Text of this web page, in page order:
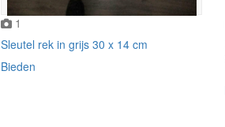
1
Sleutel rek in grijs 30 x 14 cm
Bieden